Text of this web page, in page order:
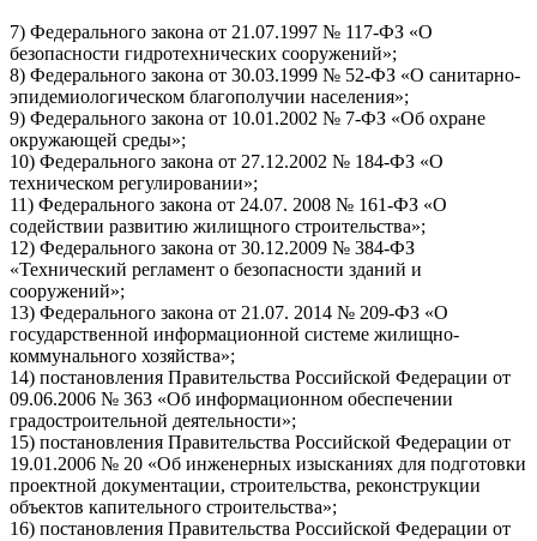
7) Федерального закона от 21.07.1997 № 117-ФЗ «О
безопасности гидротехнических сооружений»;
8) Федерального закона от 30.03.1999 № 52-ФЗ «О санитарно-
эпидемиологическом благополучии населения»;
9) Федерального закона от 10.01.2002 № 7-ФЗ «Об охране
окружающей среды»;
10) Федерального закона от 27.12.2002 № 184-ФЗ «О
техническом регулировании»;
11) Федерального закона от 24.07. 2008 № 161-ФЗ «О
содействии развитию жилищного строительства»;
12) Федерального закона от 30.12.2009 № 384-ФЗ
«Технический регламент о безопасности зданий и
сооружений»;
13) Федерального закона от 21.07. 2014 № 209-ФЗ «О
государственной информационной системе жилищно-
коммунального хозяйства»;
14) постановления Правительства Российской Федерации от
09.06.2006 № 363 «Об информационном обеспечении
градостроительной деятельности»;
15) постановления Правительства Российской Федерации от
19.01.2006 № 20 «Об инженерных изысканиях для подготовки
проектной документации, строительства, реконструкции
объектов капительного строительства»;
16) постановления Правительства Российской Федерации от